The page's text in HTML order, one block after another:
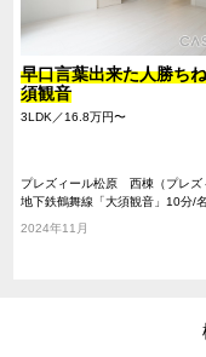
早口言葉出来た人勝ち
須観音
3LDK／16.8万円〜
プレズィール松原 西棟（プレズ
ツバラ ニシトウ）
地下鉄鶴舞線「大須観音」10分/
2024年11月